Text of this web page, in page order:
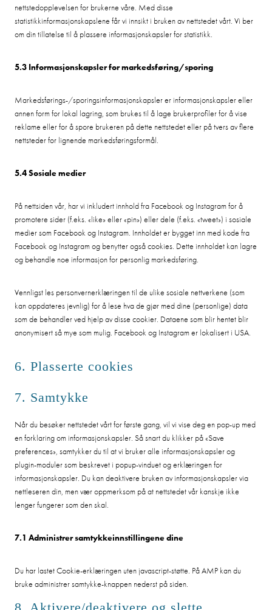
nettstedopplevelsen for brukerne våre. Med disse
statistikkinformasjonskapslene får vi innsikt i bruken av nettstedet vårt. Vi ber
om din tillatelse til å plassere informasjonskapsler for statistikk.
5.3 Informasjonskapsler for markedsføring/sporing
Markedsførings-/sporingsinformasjonskapsler er informasjonskapsler eller
annen form for lokal lagring, som brukes til å lage brukerprofiler for å vise
reklame eller for å spore brukeren på dette nettstedet eller på tvers av flere
nettsteder for lignende markedsføringsformål.
5.4 Sosiale medier
På nettsiden vår, har vi inkludert innhold fra Facebook og Instagram for å
promotere sider (f.eks. «like» eller «pin») eller dele (f.eks. «tweet») i sosiale
medier som Facebook og Instagram. Innholdet er bygget inn med kode fra
Facebook og Instagram og benytter også cookies. Dette innholdet kan lagre
og behandle noe informasjon for personlig markedsføring.
Vennligst les personvernerklæringen til de ulike sosiale nettverkene (som
kan oppdateres jevnlig) for å lese hva de gjør med dine (personlige) data
som de behandler ved hjelp av disse cookier. Dataene som blir hentet blir
anonymisert så mye som mulig. Facebook og Instagram er lokalisert i USA.
6. Plasserte cookies
7. Samtykke
Når du besøker nettstedet vårt for første gang, vil vi vise deg en pop-up med
en forklaring om informasjonskapsler. Så snart du klikker på «Save
preferences», samtykker du til at vi bruker alle informasjonskapsler og
plugin-moduler som beskrevet i popup-vinduet og erklæringen for
informasjonskapsler. Du kan deaktivere bruken av informasjonskapsler via
nettleseren din, men vær oppmerksom på at nettstedet vår kanskje ikke
lenger fungerer som den skal.
7.1 Administrer samtykkeinnstillingene dine
Du har lastet Cookie-erklæringen uten javascript-støtte. På AMP kan du
bruke administrer samtykke-knappen nederst på siden.